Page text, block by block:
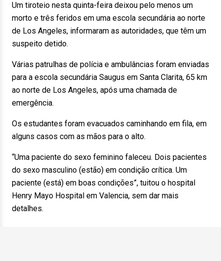
Um tiroteio nesta quinta-feira deixou pelo menos um
morto e três feridos em uma escola secundária ao norte
de Los Angeles, informaram as autoridades, que têm um
suspeito detido.
Várias patrulhas de polícia e ambulâncias foram enviadas
para a escola secundária Saugus em Santa Clarita, 65 km
ao norte de Los Angeles, após uma chamada de
emergência.
Os estudantes foram evacuados caminhando em fila, em
alguns casos com as mãos para o alto.
“Uma paciente do sexo feminino faleceu. Dois pacientes
do sexo masculino (estão) em condição crítica. Um
paciente (está) em boas condições”, tuitou o hospital
Henry Mayo Hospital em Valencia, sem dar mais
detalhes.